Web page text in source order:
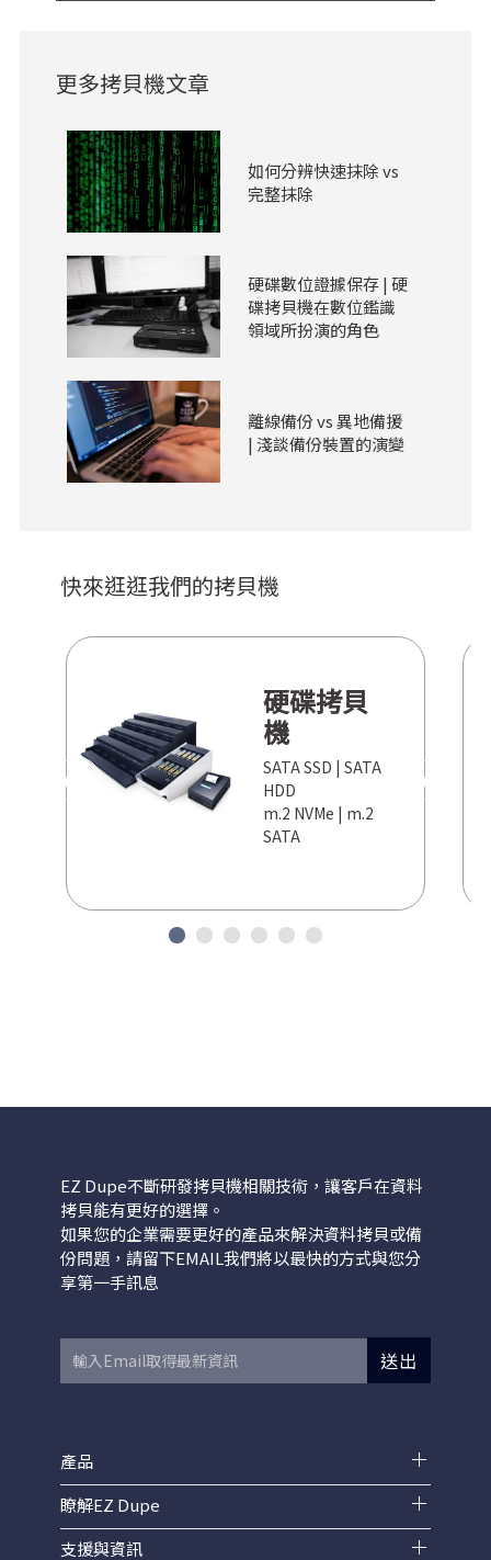
更多拷貝機文章
如何分辨快速抹除 vs
完整抹除
硬碟數位證據保存 | 硬
碟拷貝機在數位鑑識
領域所扮演的角色
離線備份 vs 異地備援
| 淺談備份裝置的演變
快來逛逛我們的拷貝機
硬碟拷貝
機
SATA SSD | SATA
HDD
m.2 NVMe | m.2
SATA
PREV NEXT
EZ Dupe不斷研發拷貝機相關技術，讓客戶在資料
拷貝能有更好的選擇。
如果您的企業需要更好的產品來解決資料拷貝或備
份問題，請留下EMAIL我們將以最快的方式與您分
享第一手訊息
送出
產品
瞭解EZ Dupe
支援與資訊